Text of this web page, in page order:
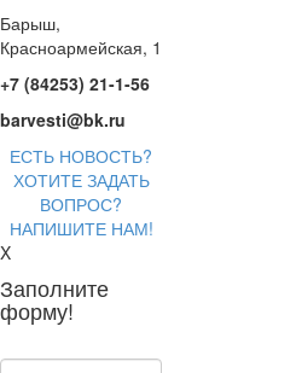
Барыш,
Красноармейская, 1
+7 (84253) 21-1-56
barvesti@bk.ru
ЕСТЬ НОВОСТЬ?
ХОТИТЕ ЗАДАТЬ
ВОПРОС?
НАПИШИТЕ НАМ!
X
Заполните
форму!